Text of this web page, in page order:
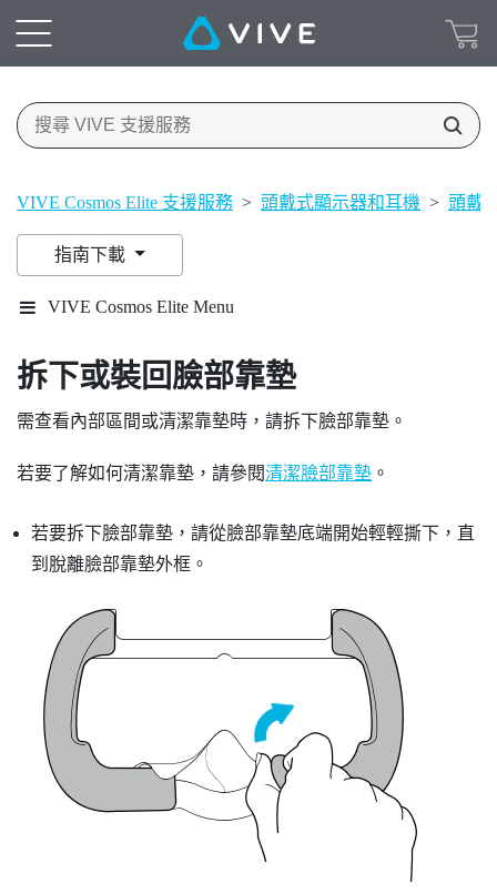
VIVE Cosmos Elite 支援服務 > 頭戴式顯示器和耳機 > 頭戴
指南下載
VIVE Cosmos Elite Menu
拆下或裝回臉部靠墊
需查看內部區間或清潔靠墊時，請拆下臉部靠墊。
若要了解如何清潔靠墊，請參閱清潔臉部靠墊 。
若要拆下臉部靠墊，請從臉部靠墊底端開始輕輕撕下，直
到脫離臉部靠墊外框。